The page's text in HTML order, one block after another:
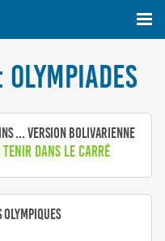
OLYMPIADES
... version bolivarienne
tenir dans le carré
Olympiques